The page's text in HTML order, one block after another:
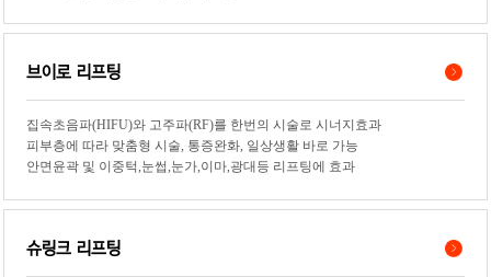
브이로 리프팅
집속초음파(HIFU)와 고주파(RF)를 한번의 시술로 시너지효과
피부층에 따라 맞춤형 시술, 통증완화, 일상생활 바로 가능
안면윤곽 및 이중턱,눈썹,눈가,이마,광대등 리프팅에 효과
슈링크 리프팅